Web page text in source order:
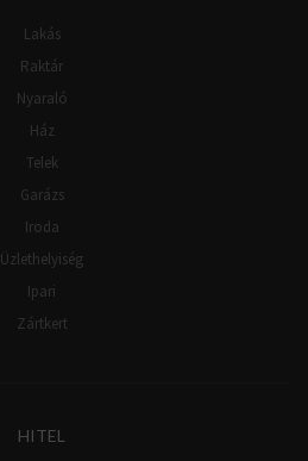
Lakás
Raktár
Nyaraló
Ház
Telek
Garázs
Iroda
Üzlethelyiség
Ipari
Zártkert
HITEL